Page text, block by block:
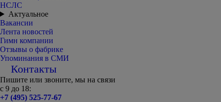
НСЛС
Актуальное
Вакансии
Лента новостей
Гимн компании
Отзывы о фабрике
Упоминания в СМИ
Контакты
Пишите или звоните, мы на связи
с 9 до 18:
+7 (495) 525-77-67